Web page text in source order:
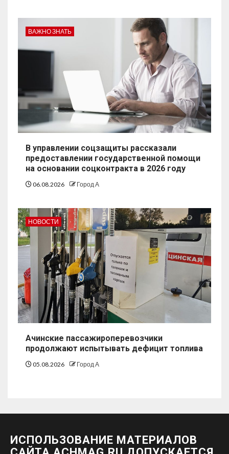
ВАЖНО ЗНАТЬ
В управлении соцзащиты рассказали
предоставлении государственной помощи
на основании соцконтракта в 2026 году
06.08.2026 Город А
НОВОСТИ
Ачинские пассажироперевозчики
продолжают испытывать дефицит топлива
05.08.2026 Город А
ИСПОЛЬЗОВАНИЕ МАТЕРИАЛОВ